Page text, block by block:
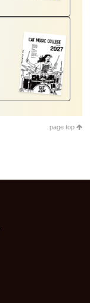
page top